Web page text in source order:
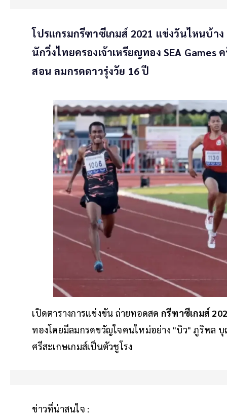
โปรแกรมกรีฑาซีเกมส์ 2021 แข่งวันไหนบ้าง
นักวิ่งไทยครองเจ้าเหรียญทอง SEA
สอน ลมกรดดาวรุ่งวัย 16 ปี
เปิดตารางการแข่งขัน ถ่ายทอดสด กรีฑาซีเกมส์
ทองโดยมีลมกรดขวัญใจคนใหม่อย่าง "บิว" ภูริพล
ศรีสะเกษเกมส์เป็นตัวชูโรง
ข่าวที่น่าสนใจ :